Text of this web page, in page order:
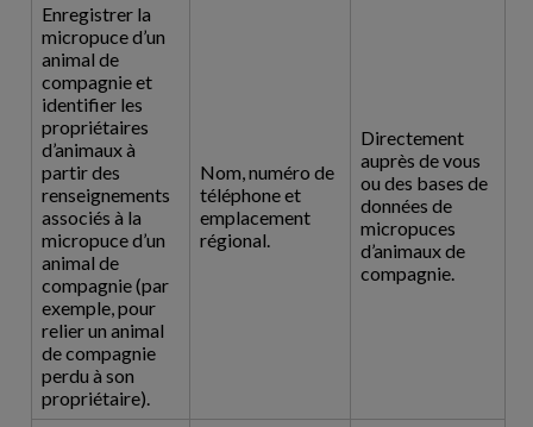
Enregistrer la
micropuce d’un
animal de
compagnie et
identifier les
propriétaires
d’animaux à
partir des
renseignements
associés à la
micropuce d’un
animal de
compagnie (par
exemple, pour
relier un animal
de compagnie
perdu à son
propriétaire).
Nom, numéro de
téléphone et
emplacement
régional.
Directement
auprès de vous
ou des bases de
données de
micropuces
d’animaux de
compagnie.